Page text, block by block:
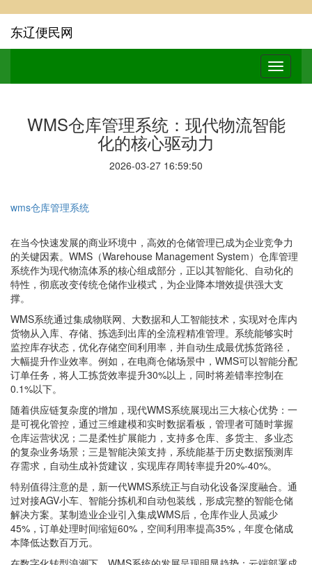
东辽便民网
WMS仓库管理系统：现代物流智能
化的核心驱动力
2026-03-27 16:59:50
wms仓库管理系统
在当今快速发展的商业环境中，高效的仓储管理已成为企业竞争力
的关键因素。WMS（Warehouse Management System）仓库管理
系统作为现代物流体系的核心组成部分，正以其智能化、自动化的
特性，彻底改变传统仓储作业模式，为企业降本增效提供强大支
撑。
WMS系统通过集成物联网、大数据和人工智能技术，实现对仓库内
货物从入库、存储、拣选到出库的全流程精准管理。系统能够实时
监控库存状态，优化存储空间利用率，并自动生成最优拣货路径，
大幅提升作业效率。例如，在电商仓储场景中，WMS可以智能分配
订单任务，将人工拣货效率提升30%以上，同时将差错率控制在
0.1%以下。
随着供应链复杂度的增加，现代WMS系统展现出三大核心优势：一
是可视化管控，通过三维建模和实时数据看板，管理者可随时掌握
仓库运营状况；二是柔性扩展能力，支持多仓库、多货主、多业态
的复杂业务场景；三是智能决策支持，系统能基于历史数据预测库
存需求，自动生成补货建议，实现库存周转率提升20%-40%。
特别值得注意的是，新一代WMS系统正与自动化设备深度融合。通
过对接AGV小车、智能分拣机和自动包装线，形成完整的智能仓储
解决方案。某制造业企业引入集成WMS后，仓库作业人员减少
45%，订单处理时间缩短60%，空间利用率提高35%，年度仓储成
本降低达数百万元。